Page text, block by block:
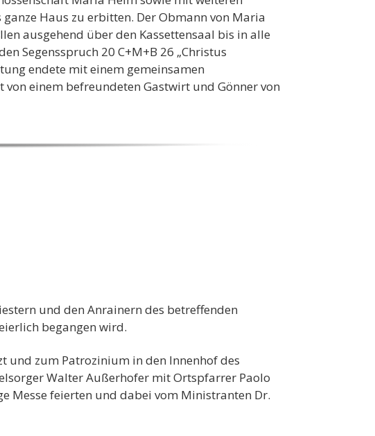
Haus zu erbitten. Der Obmann von Maria
ausgehend über den Kassettensaal bis in alle
Segensspruch 20 C+M+B 26 „Christus
endete mit einem gemeinsamen
einem befreundeten Gastwirt und Gönner von
und den Anrainern des betreffenden
begangen wird.
und zum Patrozinium in den Innenhof des
Walter Außerhofer mit Ortspfarrer Paolo
Messe feierten und dabei vom Ministranten Dr.